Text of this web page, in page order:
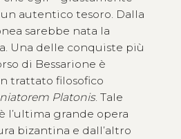
un autentico tesoro. Dalla
sarebbe nata la
Una delle conquiste più
di Bessarione è
trattato filosofico
Platonis. Tale
l’ultima grande opera
bizantina e dall’altro